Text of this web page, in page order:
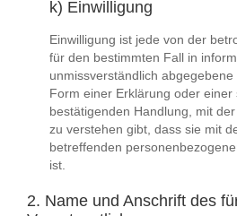
k) Einwilligung
Einwilligung ist jede von der
für den bestimmten Fall in
unmissverständlich
Form einer Erklärung oder einer
bestätigenden Handlung, mit
zu verstehen gibt, dass sie mit
betreffenden
ist.
2. Name und Anschrift des